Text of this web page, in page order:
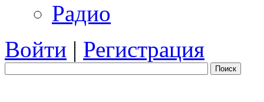
Радио
Войти | Регистрация
Поиск